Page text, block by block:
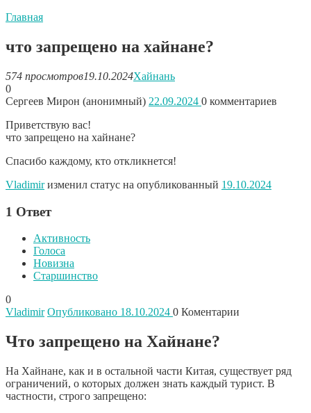
Главная
что запрещено на хайнане?
574 просмотров19.10.2024Хайнань
0
Сергеев Мирон (анонимный) 22.09.2024 0 комментариев
Приветствую вас!
что запрещено на хайнане?
Спасибо каждому, кто откликнется!
Vladimirизменил статус на опубликованный 19.10.2024
1 Ответ
Активность
Голоса
Новизна
Старшинство
0
Vladimir Опубликовано 18.10.2024 0 Коментарии
Что запрещено на Хайнане?
На Хайнане, как и в остальной части Китая, существует ряд
ограничений, о которых должен знать каждый турист. В
частности, строго запрещено: